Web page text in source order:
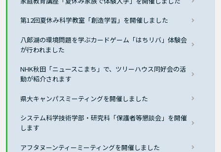
第12回夏休み科学教室「創造学習」を開催しました
八郎湖の環境問題を学ぶカードゲーム「はちリバ」体験会
が行われました
NHK秋田「ニュースこまち」で、ツリーハウス同好会の活
動が紹介されます
県大キャンパスミーティングを開催しました
システム科学技術学部・研究科「保護者等懇談会」を開催
します
アフタヌーンティーミーティングを開催しました